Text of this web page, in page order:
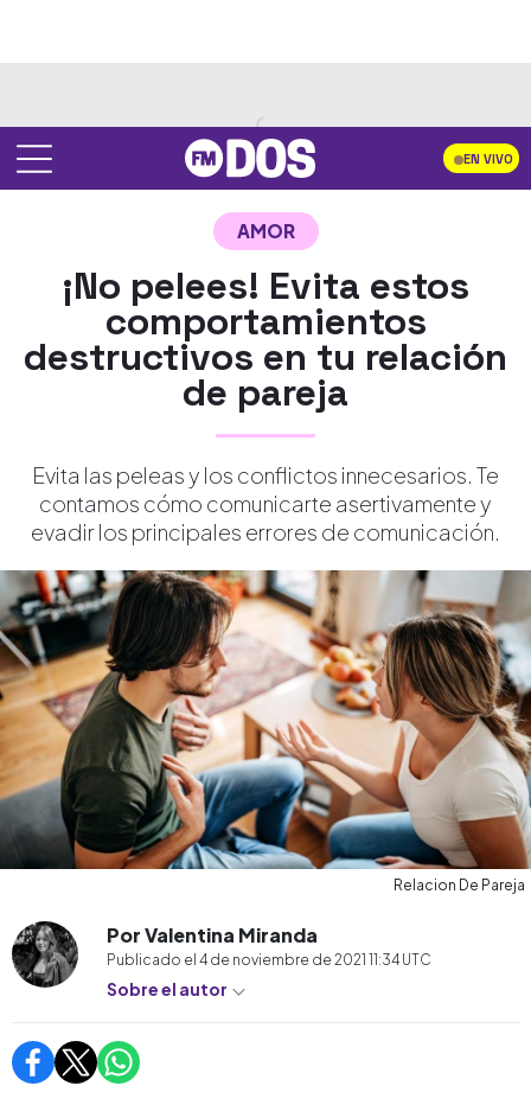
EN VIVO
AMOR
¡No pelees! Evita estos
comportamientos
destructivos en tu relación
de pareja
Evita las peleas y los conflictos innecesarios. Te
contamos cómo comunicarte asertivamente y
evadir los principales errores de comunicación.
Relacion De Pareja
Por Valentina Miranda
Publicado el 4 de noviembre de 2021 11:34 UTC
Sobre el autor